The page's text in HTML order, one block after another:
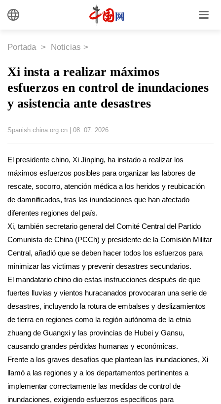
Portada > Noticias >
Xi insta a realizar máximos
esfuerzos en control de inundaciones
y asistencia ante desastres
Spanish.china.org.cn 08. 07. 2026
El presidente chino, Xi Jinping, ha instado a realizar los
máximos esfuerzos posibles para organizar las labores de
rescate, socorro, atención médica a los heridos y reubicación
de damnificados, tras las inundaciones que han afectado
diferentes regiones del país.
Xi, también secretario general del Comité Central del Partido
Comunista de China (PCCh) y presidente de la Comisión Militar
Central, añadió que se deben hacer todos los esfuerzos para
minimizar las víctimas y prevenir desastres secundarios.
El mandatario chino dio estas instrucciones después de que
fuertes lluvias y vientos huracanados provocaran una serie de
desastres, incluyendo la rotura de embalses y deslizamientos
de tierra en regiones como la región autónoma de la etnia
zhuang de Guangxi y las provincias de Hubei y Gansu,
causando grandes pérdidas humanas y económicas.
Frente a los graves desafíos que plantean las inundaciones, Xi
llamó a las regiones y a los departamentos pertinentes a
implementar correctamente las medidas de control de
inundaciones, exigiendo esfuerzos específicos para